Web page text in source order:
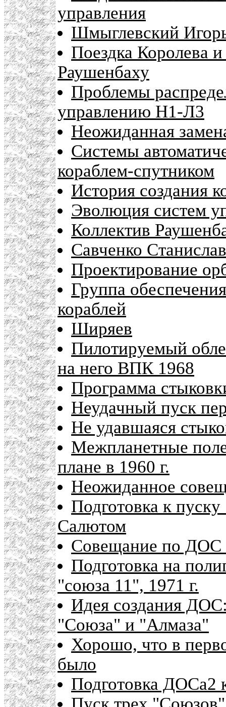
управления
Шмыглевский
Поездка Королева
Раушенбаху
Проблемы
управлению Н1-Л3
Неожиданная
Системы
кораблем-спутником
История создания
Эволюция систем
Коллектив
Савченко Станислав
Проектирование
Группа
кораблей
Ширяев
Пилотируемый
на него ВПК 1968
Программа
Неудачный пуск
Не удавшаяся
Межпланетные
плане в 1960 г.
Неожиданное
Подготовка к
Салютом
Совещание по
Подготовка на
"союза 11", 1971 г.
Идея создания
"Союза" и "Алмаза"
Хорошо, что в
было
Подготовка ДОСа2